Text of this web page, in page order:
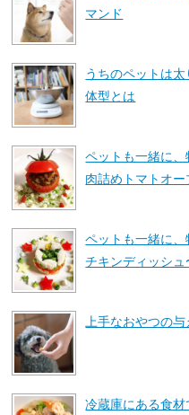
マンド
うちのペットは
体型とは
ペットも一緒に
肉詰めトマトオー
ペットも一緒に
チキンディッシュ
上手なおやつの
冷蔵庫にある食